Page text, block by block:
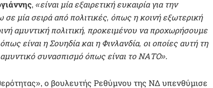
, «είναι μία εξαιρετική ευκαιρία για την
μία σειρά από πολιτικές, όπως η κοινή εξωτερική
αμυντική πολιτική, προκειμένου να προχωρήσουμε
είναι η Σουηδία και η Φινλανδία, οι οποίες αυτή τη
συνασπισμό όπως είναι το ΝΑΤΟ».
ο βουλευτής Ρεθύμνου της ΝΔ υπενθύμισε